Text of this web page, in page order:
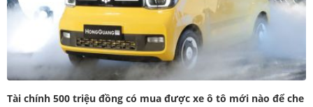
Tài chính 500 triệu đồng có mua được xe ô tô mới nào để che